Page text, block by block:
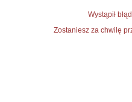
Wystąpił błąd
Zostaniesz za chwilę